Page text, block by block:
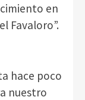
en
Favaloro”.
hace poco
nuestro